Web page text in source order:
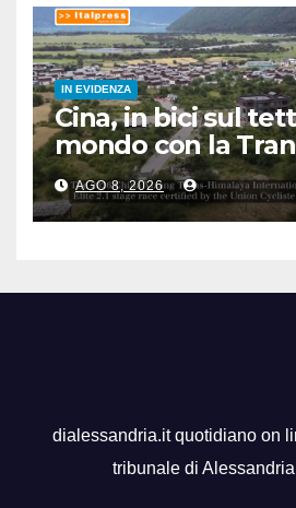
IN EVIDENZA
Cina, in bici sul
mondo con la
Race
AGO 8, 2026
dialessandria.it quotidiano on
tribunale di